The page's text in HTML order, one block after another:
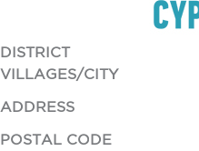
DISTRICT
VILLAGES/CITY
ADDRESS
POSTAL CODE